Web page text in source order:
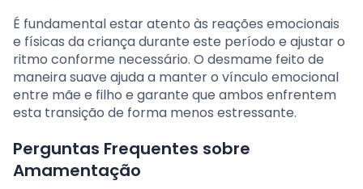
É fundamental estar atento às reações emocionais
e físicas da criança durante este período e ajustar o
ritmo conforme necessário. O desmame feito de
maneira suave ajuda a manter o vínculo emocional
entre mãe e filho e garante que ambos enfrentem
esta transição de forma menos estressante.
Perguntas Frequentes sobre
Amamentação